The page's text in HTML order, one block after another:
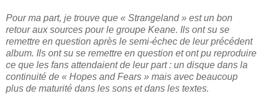
Pour ma part, je trouve que « Strangeland » est un bon
retour aux sources pour le groupe Keane. Ils ont su se
remettre en question après le semi-échec de leur précédent
album. Ils ont su se remettre en question et ont pu reproduire
ce que les fans attendaient de leur part : un disque dans la
continuité de « Hopes and Fears » mais avec beaucoup
plus de maturité dans les sons et dans les textes.